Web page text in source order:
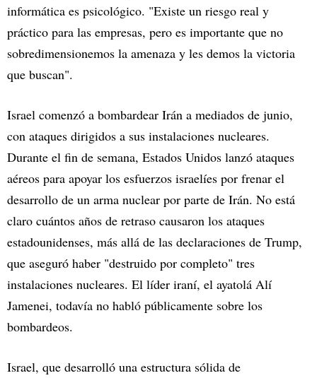
informática es psicológico. "Existe un riesgo real y
práctico para las empresas, pero es importante que no
sobredimensionemos la amenaza y les demos la victoria
que buscan".
Israel comenzó a bombardear Irán a mediados de junio,
con ataques dirigidos a sus instalaciones nucleares.
Durante el fin de semana, Estados Unidos lanzó ataques
aéreos para apoyar los esfuerzos israelíes por frenar el
desarrollo de un arma nuclear por parte de Irán. No está
claro cuántos años de retraso causaron los ataques
estadounidenses, más allá de las declaraciones de Trump,
que aseguró haber "destruido por completo" tres
instalaciones nucleares. El líder iraní, el ayatolá Alí
Jamenei, todavía no habló públicamente sobre los
bombardeos.
Israel, que desarrolló una estructura sólida de